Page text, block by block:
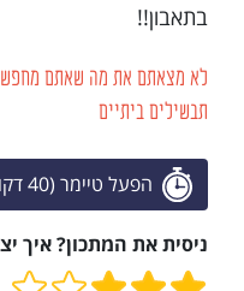
בתאבון!!
לא מצאתם את מה שאתם
תבשילים ביתיים
הפעל טיימר (40 דקות)
ניסית את המתכון? איך